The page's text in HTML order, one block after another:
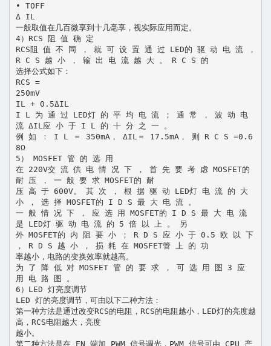
• TOFF
Δ IL
一般取值在几百微享到十几毫享，视实际应用而定。
4）RCS 阻 值 确 定
RCS阻 值 不 同 ， 就 可 设 置 通 过 LED的 驱 动 电 流 ，
R C S 越 小 ， 输 出 电 流 越 大 。 R C S 的
选择公式如下：
RCS =
250mV
IL + 0.5ΔIL
I L 为 通 过 LED灯 的 平 均 电 流 ； 通 常 ， 波 动 电
流 ΔIL应 小 于 I L 的 十 分 之 一 。
例 如 ： I L ＝ 350mA， ΔIL＝ 17.5mA， 则 R C S =0.6
8Ω
5） MOSFET 管 的 选 用
在 220V交 流 供 电 情 况 下 ， 首 先 要 考 虑 MOSFET的
耐 压 ， 一 般 要 求 MOSFET的 耐
压 高 于 600V。 其 次 ， 根 据 驱 动 LED灯 电 流 的 大
小 ， 选 择 MOSFET的 I D S 最 大 电 流 。
一 般 情 况 下 ， 应 选 用 MOSFET的 I D S 最 大 电 流
是 LED灯 驱 动 电 流 的 5 倍 以 上 。 另
外 MOSFET的 内 阻 要 小 ； R D S 应 小 于 0.5 欧 以 下
， R D S 越 小 ， 损 耗 在 MOSFET管 上 的 功
率越小，电路的变换效率就越高。
为 了 降 低 对 MOSFET 管 的 要 求 ， 可 选 用 图 3 应
用 电 路 图 。
6）LED 灯亮度调节
LED 灯的亮度调节，可由以下二种方法：
第一种方法是通过改变RCS的电阻，RCS的电阻越小，LED灯的亮度越
高，RCS电阻越大，亮度
越小。
第二种方法是在 EN 端加 PWM 信号调光，PWM 信号可由 CPU 产